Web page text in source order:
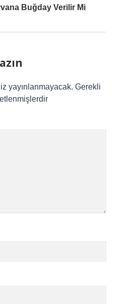
Buğday Verilir Mi
yayınlanmayacak. Gerekli